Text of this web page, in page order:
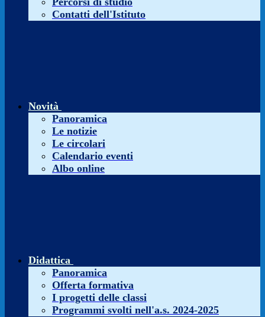
Contatti dell'Istituto
Novità
Panoramica
Le notizie
Le circolari
Calendario eventi
Albo online
Didattica
Panoramica
Offerta formativa
I progetti delle classi
Programmi svolti nell'a.s. 2024-2025